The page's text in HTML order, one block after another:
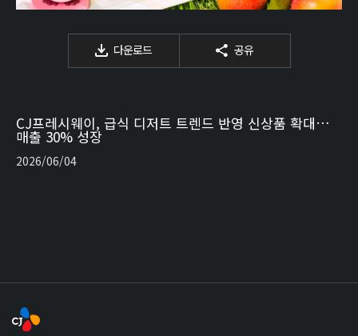
다운로드 공유
CJ프레시웨이, 급식 디저트 트렌드 반영 신상품 확대…
매출 30% 성장
2026/06/04